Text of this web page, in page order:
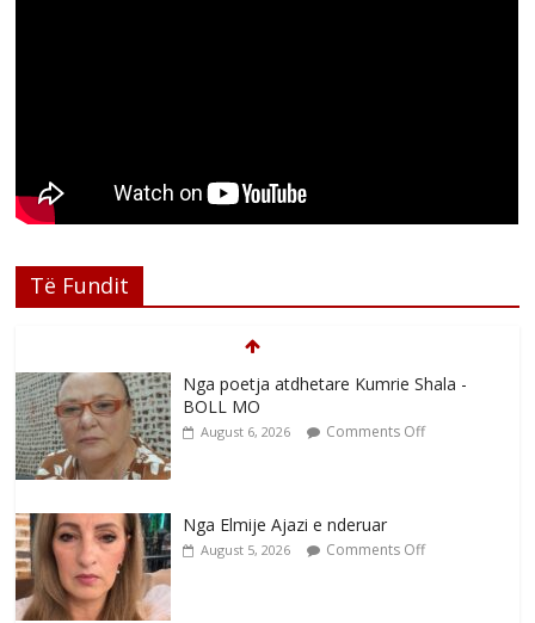
Të Fundit
Nga poetja atdhetare Kumrie Shala -
BOLL MO
August 6, 2026 Comments Off
Nga Elmije Ajazi e nderuar
August 5, 2026 Comments Off